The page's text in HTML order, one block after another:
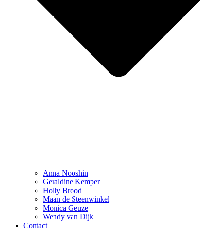
Anna Nooshin
Geraldine Kemper
Holly Brood
Maan de Steenwinkel
Monica Geuze
Wendy van Dijk
Contact